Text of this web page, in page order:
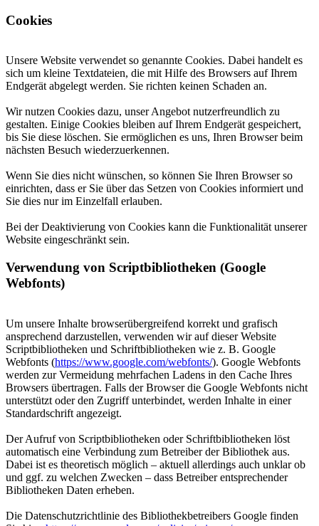
Cookies
Unsere Website verwendet so genannte Cookies. Dabei handelt es
sich um kleine Textdateien, die mit Hilfe des Browsers auf Ihrem
Endgerät abgelegt werden. Sie richten keinen Schaden an.
Wir nutzen Cookies dazu, unser Angebot nutzerfreundlich zu
gestalten. Einige Cookies bleiben auf Ihrem Endgerät gespeichert,
bis Sie diese löschen. Sie ermöglichen es uns, Ihren Browser beim
nächsten Besuch wiederzuerkennen.
Wenn Sie dies nicht wünschen, so können Sie Ihren Browser so
einrichten, dass er Sie über das Setzen von Cookies informiert und
Sie dies nur im Einzelfall erlauben.
Bei der Deaktivierung von Cookies kann die Funktionalität unserer
Website eingeschränkt sein.
Verwendung von Scriptbibliotheken (Google
Webfonts)
Um unsere Inhalte browserübergreifend korrekt und grafisch
ansprechend darzustellen, verwenden wir auf dieser Website
Scriptbibliotheken und Schriftbibliotheken wie z. B. Google
Webfonts (https://www.google.com/webfonts/). Google Webfonts
werden zur Vermeidung mehrfachen Ladens in den Cache Ihres
Browsers übertragen. Falls der Browser die Google Webfonts nicht
unterstützt oder den Zugriff unterbindet, werden Inhalte in einer
Standardschrift angezeigt.
Der Aufruf von Scriptbibliotheken oder Schriftbibliotheken löst
automatisch eine Verbindung zum Betreiber der Bibliothek aus.
Dabei ist es theoretisch möglich – aktuell allerdings auch unklar ob
und ggf. zu welchen Zwecken – dass Betreiber entsprechender
Bibliotheken Daten erheben.
Die Datenschutzrichtlinie des Bibliothekbetreibers Google finden